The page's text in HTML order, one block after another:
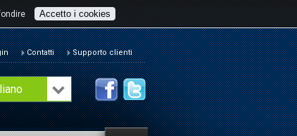
Accetto i cookies
Contatti Supporto clienti